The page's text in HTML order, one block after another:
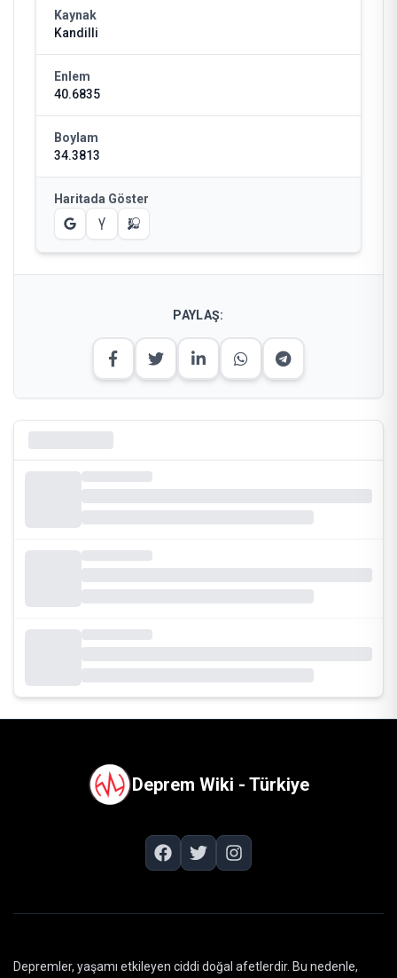
Kaynak
Kandilli
Enlem
40.6835
Boylam
34.3813
Haritada Göster
PAYLAŞ:
Deprem Wiki - Türkiye
Depremler, yaşamı etkileyen ciddi doğal afetlerdir. Bu nedenle,